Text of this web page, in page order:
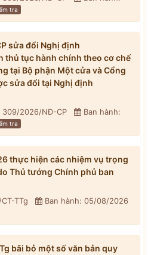
tra
sửa đổi Nghị định
thủ tục hành chính theo cơ chế
tại Bộ phận Một cửa và Cổng
sửa đổi tại Nghị định
309/2026/NĐ-CP
Ban hành:
tra
thực hiện các nhiệm vụ trọng
Thủ tướng Chính phủ ban
TTg
Ban hành: 05/08/2026
bãi bỏ một số văn bản quy